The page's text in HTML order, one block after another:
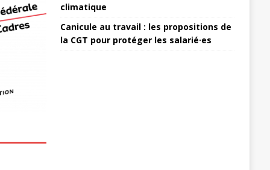
climatique
Canicule au travail : les propositions de
la CGT pour protéger les salarié·es